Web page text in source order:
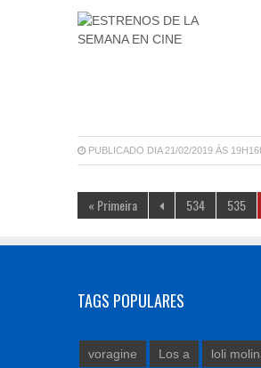
PUBLICADO DIA 21/02/2019 ÀS
« Primeira 534 535
TAGS POPULARES
voragine Los a loli